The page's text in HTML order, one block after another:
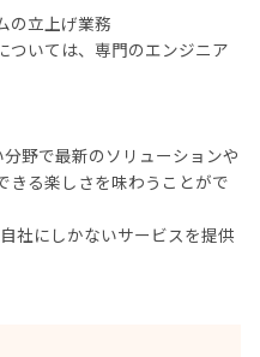
の立上げ業務
いては、専門のエンジニア
野で最新のソリューションや
きる楽しさを味わうことがで
社にしかないサービスを提供